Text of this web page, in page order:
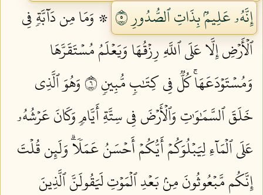
إِنَّهُۥ عَلِيمُۢ بِذَاتِ ٱلصُّدُورِ ٥
۞ وَمَا مِن دَآبَّةٖ فِي
ٱلۡأَرۡضِ إِلَّا عَلَى ٱللَّهِ رِزۡقُهَا وَيَعۡلَمُ مُسۡتَقَرَّهَا
وَمُسۡتَوۡدَعَهَاۚ كُلّٞ فِي كِتَٰبٖ مُّبِينٖ ٦
وَهُوَ ٱلَّذِي
خَلَقَ ٱلسَّمَٰوَٰتِ وَٱلۡأَرۡضَ فِي سِتَّةِ أَيَّامٖ وَكَانَ عَرۡشُهُۥ
عَلَى ٱلۡمَآءِ لِيَبۡلُوَكُمۡ أَيُّكُمۡ أَحۡسَنُ عَمَلٗاۗ وَلَئِن قُلۡتَ
إِنَّكُم مَّبۡعُوثُونَ مِنۢ بَعۡدِ ٱلۡمَوۡتِ لَيَقُولَنَّ ٱلَّذِينَ